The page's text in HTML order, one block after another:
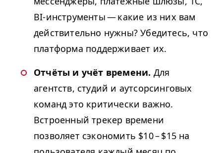
BI-инструменты — какие из них вам
действительно нужны? Убедитесь, что
платформа поддерживает их.
Отчёты и учёт времени. Для
агентств, студий и аутсорсинговых
команд это критически важно.
Встроенный трекер времени
позволяет сэкономить $10 – $15 на